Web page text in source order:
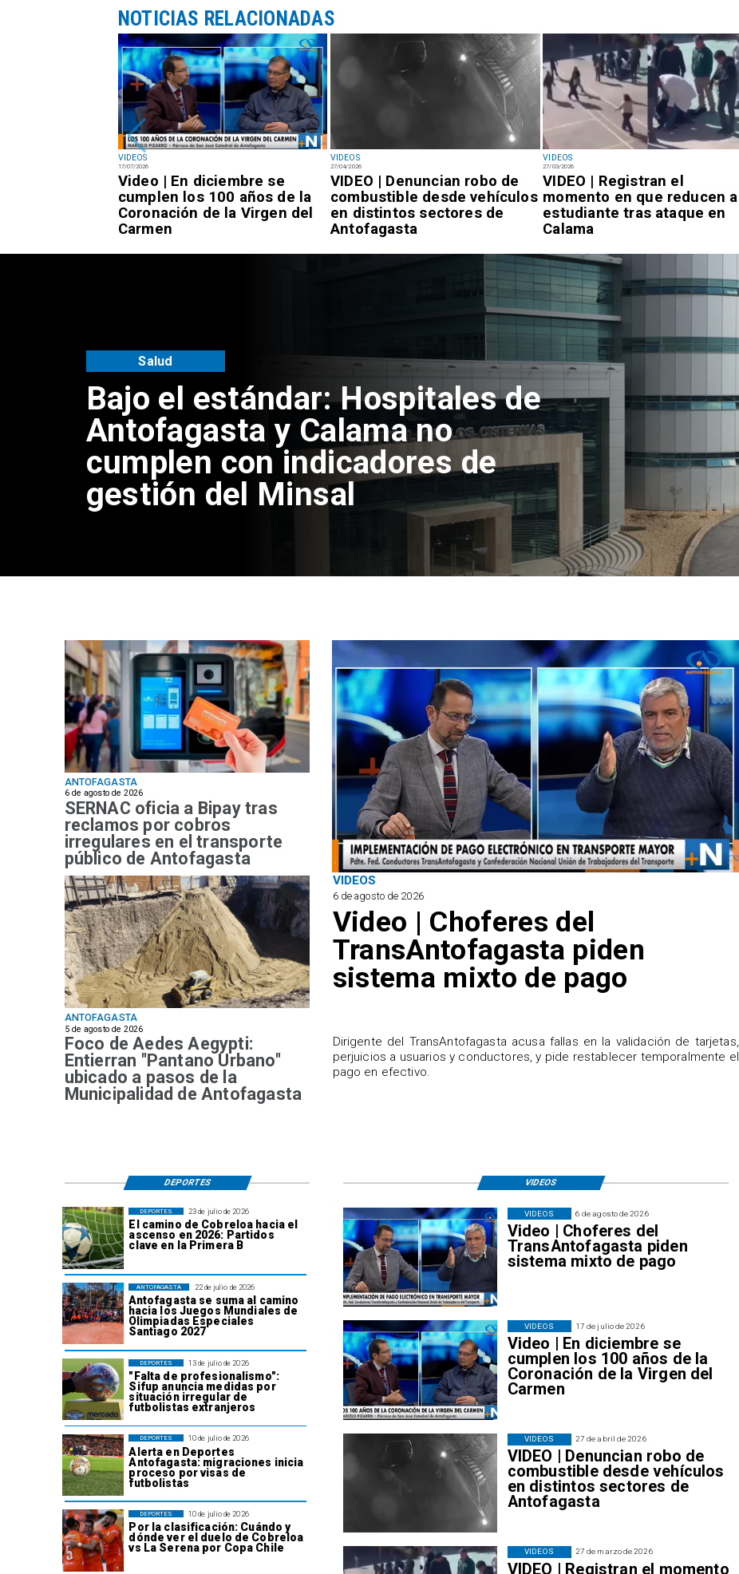
VIDEOS
17/07/2026
Video | En diciembre se
cumplen los 100 años de la
Coronación de la Virgen del
Carmen
VIDEOS
27/04/2026
VIDEO | Denuncian robo de
combustible desde vehículos
en distintos sectores de
Antofagasta
VIDEOS
27/03/2026
VIDEO | Registran el
momento en que reducen a
estudiante tras ataque en
Calama
NOTICIAS RELACIONADAS
Universidad de Antofagasta
inaugura mejoramiento del
acceso universal en el Campus
Coloso
Antofagasta
ANTOFAGASTA
6 de agosto de 2026
SERNAC oficia a Bipay tras
reclamos por cobros
irregulares en el transporte
público de Antofagasta
VIDEOS
6 de agosto de 2026
Video | Choferes del
TransAntofagasta piden
sistema mixto de pago
​Dirigente del TransAntofagasta acusa fallas en la validación de tarjetas,
perjuicios a usuarios y conductores, y pide restablecer temporalmente el
pago en efectivo.
ANTOFAGASTA
5 de agosto de 2026
Foco de Aedes Aegypti:
Entierran "Pantano Urbano"
ubicado a pasos de la
Municipalidad de Antofagasta
23 de julio de 2026
El camino de Cobreloa hacia el
ascenso en 2026: Partidos
clave en la Primera B
DEPORTES
22 de julio de 2026
Antofagasta se suma al camino
hacia los Juegos Mundiales de
Olimpiadas Especiales
Santiago 2027
ANTOFAGASTA
13 de julio de 2026
"Falta de profesionalismo":
Sifup anuncia medidas por
situación irregular de
futbolistas extranjeros
DEPORTES
10 de julio de 2026
Alerta en Deportes
Antofagasta: migraciones inicia
proceso por visas de
futbolistas
DEPORTES
10 de julio de 2026
Por la clasificación: Cuándo y
dónde ver el duelo de Cobreloa
vs La Serena por Copa Chile
DEPORTES
6 de agosto de 2026
Video | Choferes del
TransAntofagasta piden
sistema mixto de pago
VIDEOS
17 de julio de 2026
Video | En diciembre se
cumplen los 100 años de la
Coronación de la Virgen del
Carmen
VIDEOS
27 de abril de 2026
VIDEO | Denuncian robo de
combustible desde vehículos
en distintos sectores de
Antofagasta
VIDEOS
27 de marzo de 2026
VIDEO | Registran el momento
VIDEOS
VIDEOS
DEPORTES